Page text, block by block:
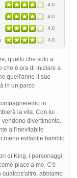
4.0
4.0
4.0
4.0
quello che solo a
che è ora di iniziare a
quell'anno il suo
in un parco
in
la vita. Con lui
divertimento.
all'inevitabile
meno evitabile bambio
di King. I personaggi
piace a me. C'è
qualcos'altro, abbiamo